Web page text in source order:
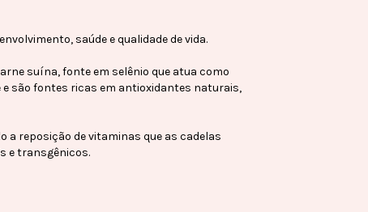
saúde e qualidade de vida.
suína, fonte em selênio que atua como
são fontes ricas em antioxidantes naturais,
a reposição de vitaminas que as cadelas
e transgênicos.